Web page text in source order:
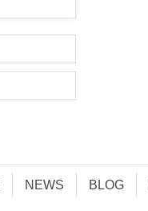
NEWS BLOG